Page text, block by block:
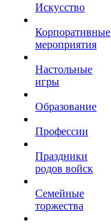
Искусство
Корпоративные
мероприятия
Настольные
игры
Образование
Профессии
Праздники
родов войск
Семейные
торжества